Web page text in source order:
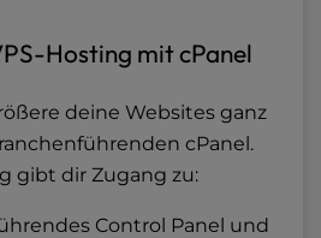
Hosting mit cPanel
deine Websites ganz
cPanel.
gibt dir Zugang zu:
Control Panel und